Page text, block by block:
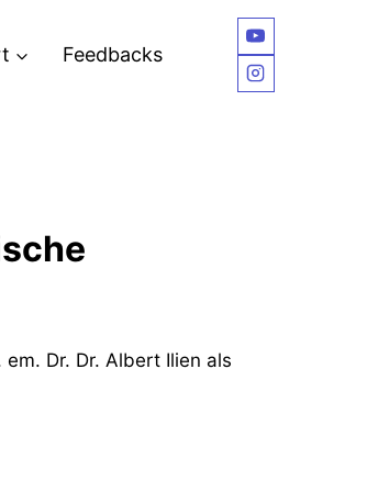
Feedbacks
Dr. Dr. Albert Ilien als